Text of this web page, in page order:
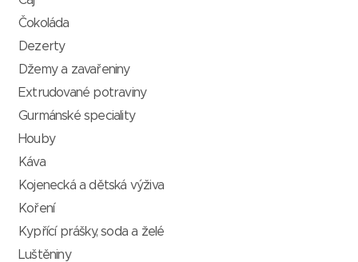
Čokoláda
Dezerty
Džemy a zavařeniny
Extrudované potraviny
Gurmánské speciality
Houby
Káva
Kojenecká a dětská výživa
Koření
Kypřící prášky, soda a želé
Luštěniny